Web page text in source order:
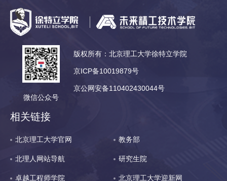
微信公众号
版权所有：北京理工大学徐特立学院
京ICP备10019879号
京公网安备110402430044号
相关链接
北京理工大学官网 教务部
北理人网站导航 研究生院
卓越工程师学院 北京理工大学迎新网